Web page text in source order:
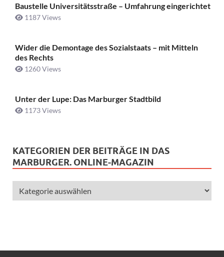
Baustelle Universitätsstraße ­– Umfahrung eingerichtet
1187 Views
Wider die Demontage des Sozialstaats – mit Mitteln
des Rechts
1260 Views
Unter der Lupe: Das Marburger Stadtbild
1173 Views
KATEGORIEN DER BEITRÄGE IN DAS
MARBURGER. ONLINE-MAGAZIN